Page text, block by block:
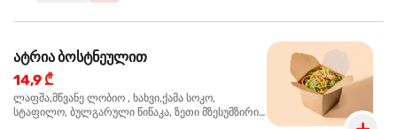
ატრია ბოსტნეულით
14,9 ₾
ლაფშა,მწვანე ლობიო , ხახვი,ქამა სოკო,
სტაფილო, ბულგარული წიწაკა, ზეთი მზესუმზირის,